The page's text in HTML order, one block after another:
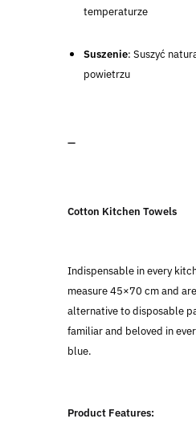
temperaturze
Suszenie: Suszyć
powietrzu
—
Cotton Kitchen Towels
Indispensable in every
measure 45×70 cm and
alternative to disposable
familiar and beloved in
blue.
Product Features: